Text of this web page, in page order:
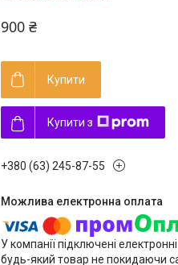
900 ₴
Купити
Купити з
+380 (63) 245-87-55
У компанії підключені
будь-який товар не покидаючи